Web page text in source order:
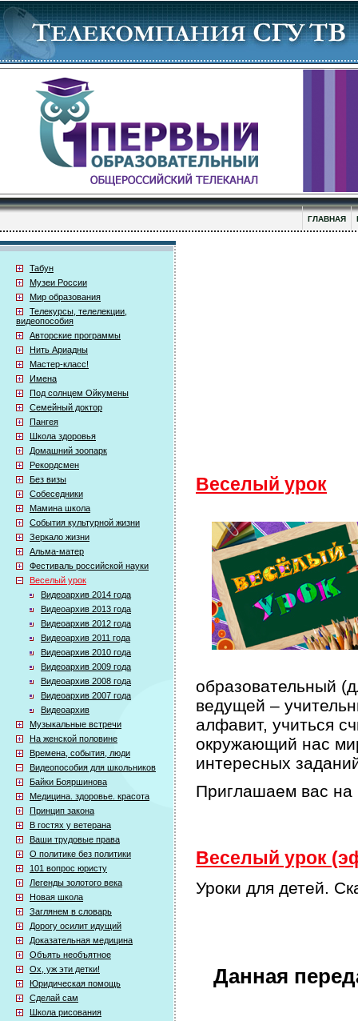
ГЛАВНАЯ
Табун
Музеи России
Мир образования
Телекурсы, телелекции,
видеопособия
Авторские программы
Нить Ариадны
Мастер-класс!
Имена
Под солнцем Ойкумены
Семейный доктор
Пангея
Школа здоровья
Домашний зоопарк
Рекордсмен
Без визы
Собеседники
Мамина школа
События культурной жизни
Зеркало жизни
Альма-матер
Фестиваль российской науки
Веселый урок
Видеоархив 2014 года
Видеоархив 2013 года
Видеоархив 2012 года
Видеоархив 2011 года
Видеоархив 2010 года
Видеоархив 2009 года
Видеоархив 2008 года
Видеоархив 2007 года
Видеоархив
Музыкальные встречи
На женской половине
Времена, события, люди
Видеопособия для школьников
Байки Бояршинова
Медицина. здоровье. красота
Принцип закона
В гостях у ветерана
Ваши трудовые права
О политике без политики
101 вопрос юристу
Легенды золотого века
Новая школа
Заглянем в словарь
Дорогу осилит идущий
Доказательная медицина
Объять необъятное
Ох, уж эти детки!
Юридическая помощь
Сделай сам
Школа рисования
Веселый урок
образовательный
ведущей –
алфавит, учиться
окружающий нас
интересных
Приглашаем вас
Веселый урок
Уроки для детей.
Данная